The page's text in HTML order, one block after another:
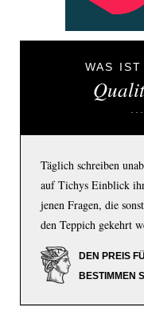
WAS IST
Täglich schreiben
auf Tichys Einblick
jenen Fragen, die
den Teppich gekehrt
DEN PREIS
BESTIMMEN